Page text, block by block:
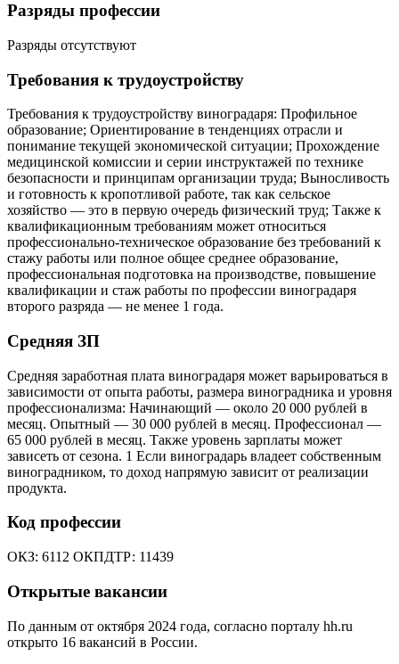
Разряды профессии
Разряды отсутствуют
Требования к трудоустройству
Требования к трудоустройству виноградаря: Профильное
образование; Ориентирование в тенденциях отрасли и
понимание текущей экономической ситуации; Прохождение
медицинской комиссии и серии инструктажей по технике
безопасности и принципам организации труда; Выносливость
и готовность к кропотливой работе, так как сельское
хозяйство — это в первую очередь физический труд; Также к
квалификационным требованиям может относиться
профессионально-техническое образование без требований к
стажу работы или полное общее среднее образование,
профессиональная подготовка на производстве, повышение
квалификации и стаж работы по профессии виноградаря
второго разряда — не менее 1 года.
Средняя ЗП
Средняя заработная плата виноградаря может варьироваться в
зависимости от опыта работы, размера виноградника и уровня
профессионализма: Начинающий — около 20 000 рублей в
месяц. Опытный — 30 000 рублей в месяц. Профессионал —
65 000 рублей в месяц. Также уровень зарплаты может
зависеть от сезона. 1 Если виноградарь владеет собственным
виноградником, то доход напрямую зависит от реализации
продукта.
Код профессии
ОКЗ: 6112 ОКПДТР: 11439
Открытые вакансии
По данным от октября 2024 года, согласно порталу hh.ru
открыто 16 вакансий в России.